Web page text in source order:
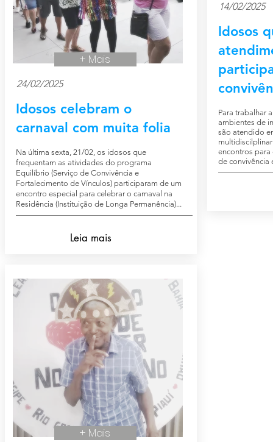
+ Mais
24/02/2025
Idosos celebram o
carnaval com muita folia
Na última sexta, 21/02, os idosos que
frequentam as atividades do programa
Equilíbrio (Serviço de Convivência e
Fortalecimento de Vínculos) participaram de um
encontro especial para celebrar o carnaval na
Residência (Instituição de Longa Permanência)...
Leia mais
+ Mais
14/02/2025
Idosos
Para trabalhar
ambientes de
são atendido
encontros
de convivência